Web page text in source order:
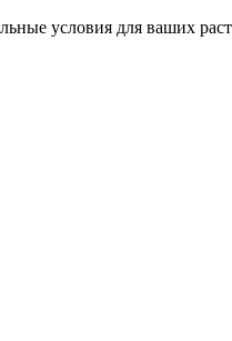
условия для ваших